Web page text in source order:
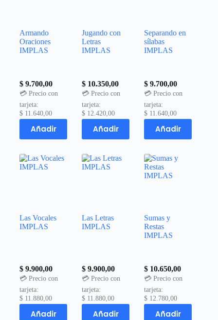
Armando
Oraciones
IMPLAS
$ 9.700,00
💳 Precio con
tarjeta:
$ 11.640,00
Añadir
Jugando con
Letras
IMPLAS
$ 10.350,00
💳 Precio con
tarjeta:
$ 12.420,00
Añadir
Separando en
sílabas
IMPLAS
$ 9.700,00
💳 Precio con
tarjeta:
$ 11.640,00
Añadir
Las Vocales
IMPLAS
$ 9.900,00
💳 Precio con
tarjeta:
$ 11.880,00
Añadir
Las Letras
IMPLAS
$ 9.900,00
💳 Precio con
tarjeta:
$ 11.880,00
Añadir
Sumas y
Restas
IMPLAS
$ 10.650,00
💳 Precio con
tarjeta:
$ 12.780,00
Añadir